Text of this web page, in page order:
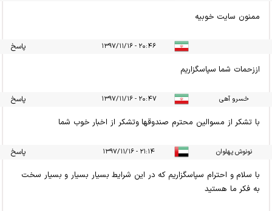
ممنون سایت خوبیه
۲۰:۴۶ - ۱۳۹۷/۱۱/۱۶ پاسخ
اززحمات شما سپاسگزاریم
خسرو آهی ۲۰:۴۷ - ۱۳۹۷/۱۱/۱۶ پاسخ
با تشکر از مسوالین محترم صندوقها وتشکر از اخبار خوب شما
نونوش پهلوان ۲۱:۱۴ - ۱۳۹۷/۱۱/۱۶ پاسخ
با سلام و احترام سپاسگزاریم که در این شرایط بسیار بسیار و بسیار سخت
به فکر ما هستید